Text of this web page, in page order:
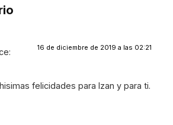
16 de diciembre de 2019 a las 02:21
felicidades para Izan y para ti.